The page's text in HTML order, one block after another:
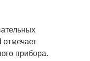
прибора.